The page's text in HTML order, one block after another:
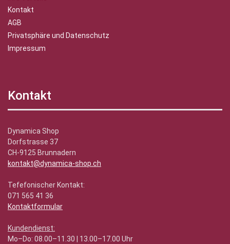
Kontakt
AGB
Privatsphäre und Datenschutz
Impressum
Kontakt
Dynamica Shop
Dorfstrasse 37
CH-9125 Brunnadern
kontakt@dynamica-shop.ch
Tefefonischer Kontakt:
071 565 41 36
Kontaktformular
Kundendienst:
Mo–Do: 08.00–11.30 | 13.00–17.00 Uhr